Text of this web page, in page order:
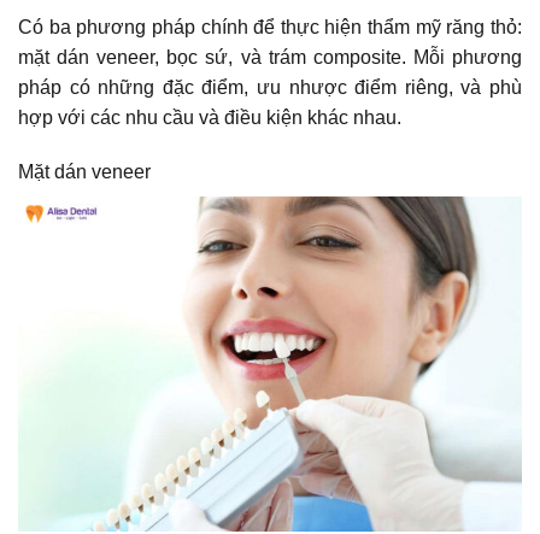
Có ba phương pháp chính để thực hiện thẩm mỹ răng thỏ:
mặt dán veneer, bọc sứ, và trám composite. Mỗi phương
pháp có những đặc điểm, ưu nhược điểm riêng, và phù
hợp với các nhu cầu và điều kiện khác nhau.
Mặt dán veneer